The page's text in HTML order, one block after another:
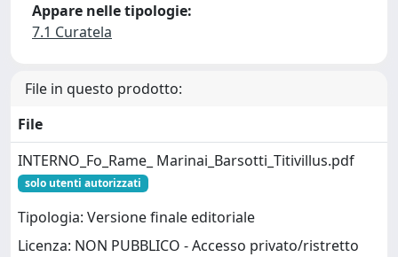
Appare nelle tipologie:
7.1 Curatela
File in questo prodotto:
File
INTERNO_Fo_Rame_ Marinai_Barsotti_Titivillus.pdf
solo utenti autorizzati
Tipologia: Versione finale editoriale
Licenza: NON PUBBLICO - Accesso privato/ristretto